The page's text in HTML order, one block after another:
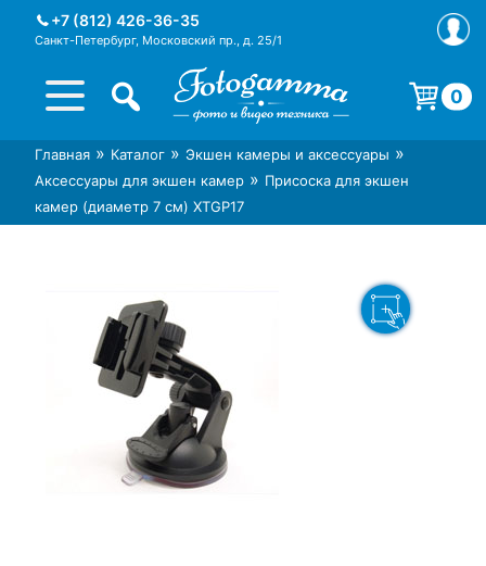
+7 (812) 426-36-35
Санкт-Петербург, Московский пр., д. 25/1
Интернет-магазин фототехники
Foto-Gamma в СПб
Магазин фотоаксессуаров foto-
gamma.ru
0
Корзина пуста.
Главная » Каталог » Экшен камеры и аксессуары »
Аксессуары для экшен камер » Присоска для экшен
камер (диаметр 7 см) XTGP17